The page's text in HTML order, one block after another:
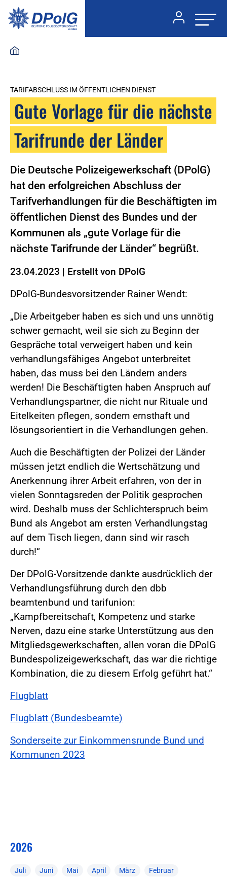
TARIFABSCHLUSS IM ÖFFENTLICHEN DIENST
Gute Vorlage für die nächste
Tarifrunde der Länder
Die Deutsche Polizeigewerkschaft (DPolG)
hat den erfolgreichen Abschluss der
Tarifverhandlungen für die Beschäftigten im
öffentlichen Dienst des Bundes und der
Kommunen als „gute Vorlage für die
nächste Tarifrunde der Länder“ begrüßt.
23.04.2023 | Erstellt von DPolG
DPolG-Bundesvorsitzender Rainer Wendt:
„Die Arbeitgeber haben es sich und uns unnötig
schwer gemacht, weil sie sich zu Beginn der
Gespräche total verweigert haben und kein
verhandlungsfähiges Angebot unterbreitet
haben, das muss bei den Ländern anders
werden! Die Beschäftigten haben Anspruch auf
Verhandlungspartner, die nicht nur Rituale und
Eitelkeiten pflegen, sondern ernsthaft und
lösungsorientiert in die Verhandlungen gehen.
Auch die Beschäftigten der Polizei der Länder
müssen jetzt endlich die Wertschätzung und
Anerkennung ihrer Arbeit erfahren, von der in
vielen Sonntagsreden der Politik gesprochen
wird. Deshalb muss der Schlichterspruch beim
Bund als Angebot am ersten Verhandlungstag
auf dem Tisch liegen, dann sind wir rasch
durch!“
Der DPolG-Vorsitzende dankte ausdrücklich der
Verhandlungsführung durch den dbb
beamtenbund und tarifunion:
„Kampfbereitschaft, Kompetenz und starke
Nerven, dazu eine starke Unterstützung aus den
Mitgliedsgewerkschaften, allen voran die DPolG
Bundespolizeigewerkschaft, das war die richtige
Kombination, die zu diesem Erfolg geführt hat.“
Flugblatt
Flugblatt (Bundesbeamte)
Sonderseite zur Einkommensrunde Bund und
Kommunen 2023
2026
Juli Juni Mai April März Februar